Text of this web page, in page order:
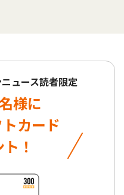
ュース読者限定
様に
カード
！